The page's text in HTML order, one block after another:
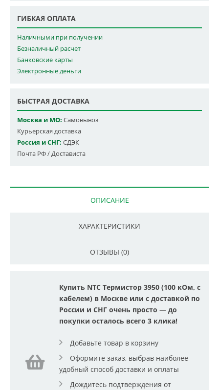
ГИБКАЯ ОПЛАТА
Наличными при получении
Безналичный расчет
Банковские карты
Электронные деньги
БЫСТРАЯ ДОСТАВКА
Москва и МО: Самовывоз
Курьерская доставка
Россия и СНГ: СДЭК
Почта РФ / Достависта
ОПИСАНИЕ
ХАРАКТЕРИСТИКИ
ОТЗЫВЫ (0)
Купить NTC Термистор 3950 (100 кОм, с
кабелем) в Москве или с доставкой по
России и СНГ очень просто — до
покупки осталось всего 3 клика!
Добавьте товар в корзину
Оформите заказ, выбрав наиболее
удобный способ доставки и оплаты
Дождитесь подтверждения от